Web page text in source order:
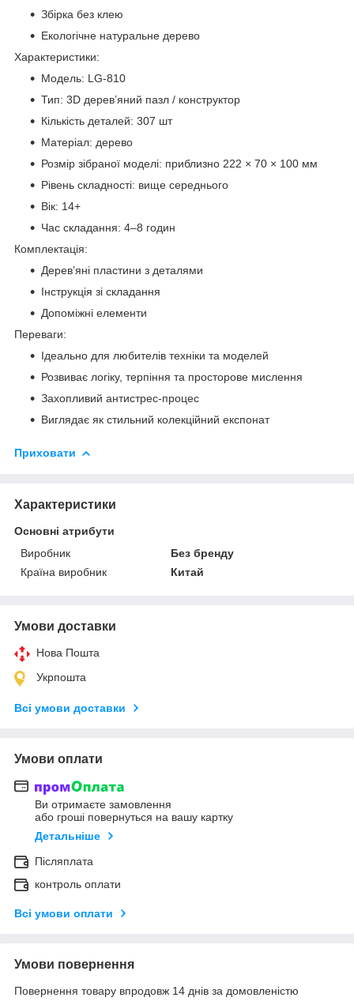
Збірка без клею
Екологічне натуральне дерево
Характеристики:
Модель: LG-810
Тип: 3D дерев’яний пазл / конструктор
Кількість деталей: 307 шт
Матеріал: дерево
Розмір зібраної моделі: приблизно 222 × 70 × 100 мм
Рівень складності: вище середнього
Вік: 14+
Час складання: 4–8 годин
Комплектація:
Дерев’яні пластини з деталями
Інструкція зі складання
Допоміжні елементи
Переваги:
Ідеально для любителів техніки та моделей
Розвиває логіку, терпіння та просторове мислення
Захопливий антистрес-процес
Виглядає як стильний колекційний експонат
Приховати
Характеристики
Основні атрибути
Виробник
Без бренду
Країна виробник
Китай
Умови доставки
Нова Пошта
Укрпошта
Всі умови доставки
Умови оплати
Ви отримаєте замовлення
або гроші повернуться на вашу картку
Детальніше
Післяплата
контроль оплати
Всі умови оплати
Умови повернення
Повернення товару впродовж 14 днів за домовленістю